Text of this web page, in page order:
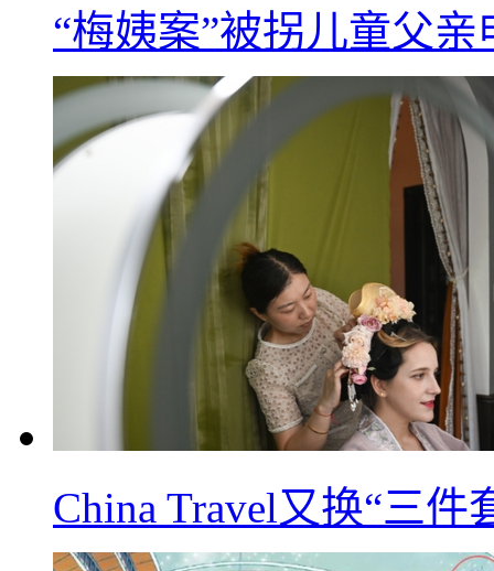
“梅姨案”被拐儿童父
China Travel又换“三